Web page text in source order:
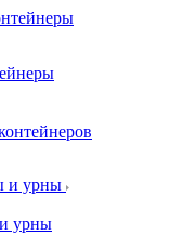
и урны
урны